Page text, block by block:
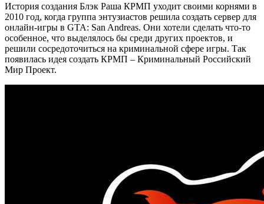
История создания Блэк Раша КРМП уходит своими корнями в
2010 год, когда группа энтузиастов решила создать сервер для
онлайн-игры в GTA: San Andreas. Они хотели сделать что-то
особенное, что выделялось бы среди других проектов, и
решили сосредоточиться на криминальной сфере игры. Так
появилась идея создать КРМП – Криминальный Российский
Мир Проект.